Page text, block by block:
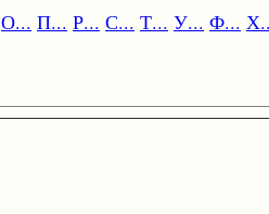
О... П... Р... С... Т... У... Ф...